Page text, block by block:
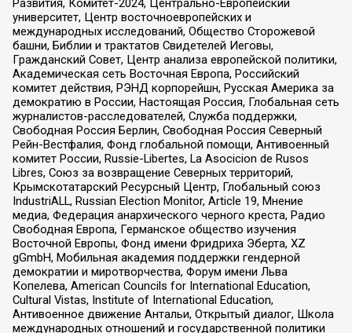
Развития, Комитет-2024, Центрально-Европейский
университет, Центр восточноевропейских и
международных исследований, Общество Сторожевой
башни, Библии и трактатов Свидетелей Иеговы,
Гражданский Совет, Центр анализа европейской политики,
Академическая сеть Восточная Европа, Российский
комитет действия, РЭНД корпорейшн, Русская Америка за
демократию в России, Настоящая Россия, Глобальная сеть
журналистов-расследователей, Служба поддержки,
Свободная Россия Берлин, Свободная Россия Северный
Рейн-Вестфалия, Фонд глобальной помощи, Антивоенный
комитет России, Russie-Libertes, La Asocicion de Rusos
Libres, Союз за возвращение Северных территорий,
Крымскотатарский Ресурсный Центр, Глобальный союз
IndustriALL, Russian Election Monitor, Article 19, Мнение
медиа, Федерация анархического черного креста, Радио
Свободная Европа, Германское общество изучения
Восточной Европы, Фонд имени Фридриха Эберта, XZ
gGmbH, Мобильная академия поддержки гендерной
демократии и миротворчества, Форум имени Льва
Копелева, American Councils for International Education,
Cultural Vistas, Institute of International Education,
Антивоенное движение Антальи, Открытый диалог, Школа
международных отношений и государственной политики